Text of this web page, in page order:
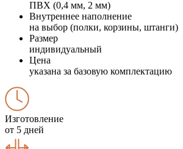
ПВХ (0,4 мм, 2 мм)
Внутреннее наполнение
на выбор (полки, корзины, штанги)
Размер
индивидуальный
Цена
указана за базовую комплектацию
Изготовление
от 5 дней